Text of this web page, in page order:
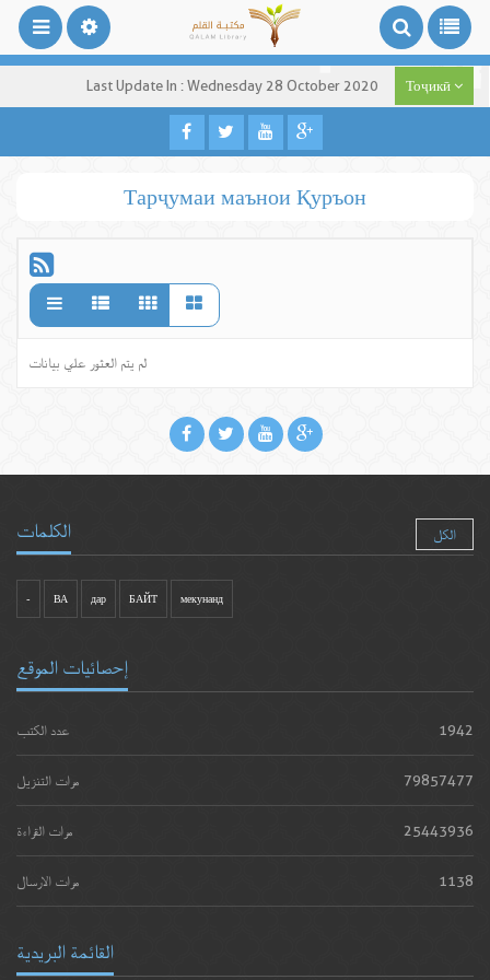
Last Update In : Wednesday 28 October 2020 Тоҷикӣ
Тарҷумаи маънои Қуръон
لم يتم العثور علي بيانات
الكلمات الكل
- ВА дар БАЙТ мекунанд
إحصائيات الموقع
عدد الكتب 1942
مرات التنزيل 79857477
مرات القراءة 25443936
مرات الارسال 1138
القائمة البريدية